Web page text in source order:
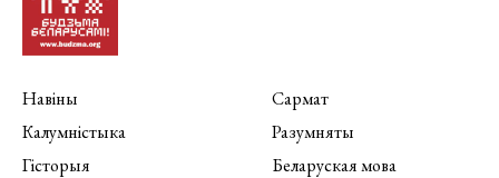
Навіны
Калумністыка
Гісторыя
Сармат
Разумняты
Беларуская мова